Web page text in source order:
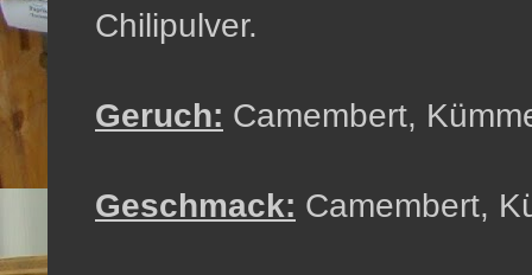
Chilipulver.
Geruch: Camembert,
Geschmack: Camembert,